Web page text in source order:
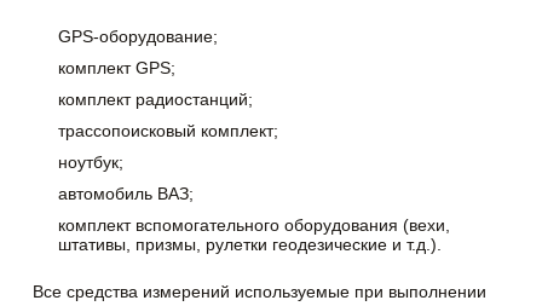
GPS-оборудование;
комплект GPS;
комплект радиостанций;
трассопоисковый комплект;
ноутбук;
автомобиль ВАЗ;
комплект вспомогательного оборудования (вехи,
штативы, призмы, рулетки геодезические и т.д.).
Все средства измерений используемые при выполнении